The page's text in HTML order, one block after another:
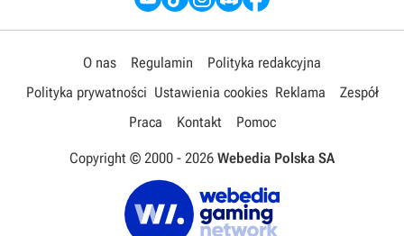
O nas Regulamin
Polityka redakcyjna
Polityka prywatności Ustawienia cookies Reklama
Zespół
Praca
Kontakt Pomoc
Copyright © 2000 - 2026 Webedia Polska SA